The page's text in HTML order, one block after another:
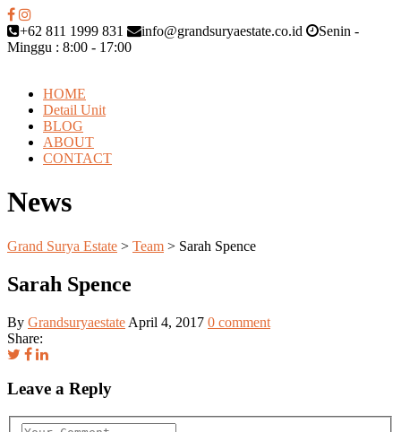
+62 811 1999 831 info@grandsuryaestate.co.id
Senin -
Minggu : 8:00 - 17:00
HOME
Detail Unit
BLOG
ABOUT
CONTACT
News
Grand Surya Estate > Team > Sarah Spence
Sarah Spence
By Grandsuryaestate April 4, 2017 0 comment
Share:
Leave a Reply